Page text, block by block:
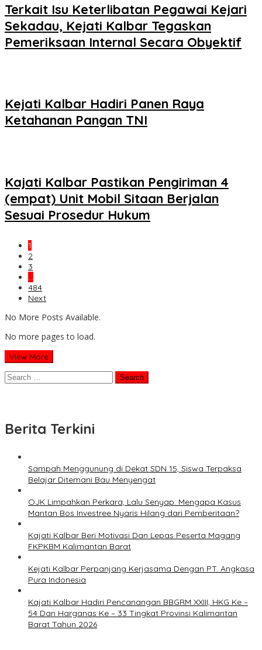
Terkait Isu Keterlibatan Pegawai Kejari
Sekadau, Kejati Kalbar Tegaskan
Pemeriksaan Internal Secara Obyektif
Kejati Kalbar Hadiri Panen Raya
Ketahanan Pangan TNI
Kajati Kalbar Pastikan Pengiriman 4
(empat) Unit Mobil Sitaan Berjalan
Sesuai Prosedur Hukum
1
2
3
…
484
Next
No More Posts Available.
No more pages to load.
View More
Search
for:
Berita Terkini
Sampah Menggunung di Dekat SDN 15, Siswa Terpaksa
Belajar Ditemani Bau Menyengat
OJK Limpahkan Perkara, Lalu Senyap: Mengapa Kasus
Mantan Bos Investree Nyaris Hilang dari Pemberitaan?
Kajati Kalbar Beri Motivasi Dan Lepas Peserta Magang
FKPKBM Kalimantan Barat
Kejati Kalbar Perpanjang Kerjasama Dengan PT. Angkasa
Pura Indonesia
Kajati Kalbar Hadiri Pencanangan BBGRM XXIII, HKG Ke –
54 Dan Harganas Ke – 33 Tingkat Provinsi Kalimantan
Barat Tahun 2026